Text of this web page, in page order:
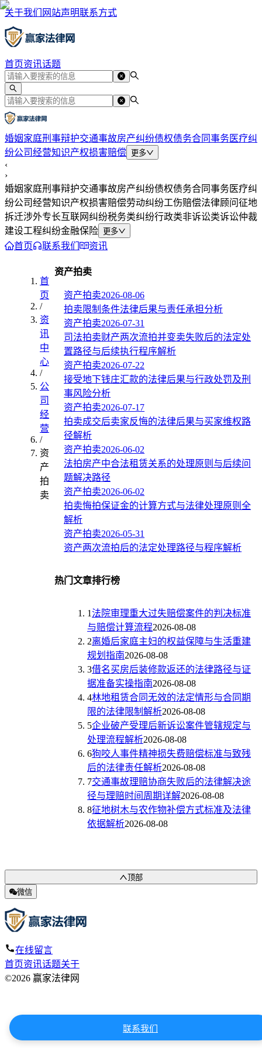
关于我们 网站声明联系方式
首页资讯话题
婚姻家庭刑事辩护交通事故房产纠纷债权债务合同事务医疗纠
纷公司经营知识产权损害赔偿 更多
‹
›
婚姻家庭刑事辩护交通事故房产纠纷债权债务合同事务医疗纠
纷公司经营知识产权损害赔偿劳动纠纷工伤赔偿法律顾问征地
拆迁涉外专长互联网纠纷税务类纠纷行政类非诉讼类诉讼仲裁
建设工程纠纷金融保险 更多
首页 联系我们 资讯
首
页
/
资
讯
中
心
/
公
司
经
营
/
资
产
拍
卖
资产拍卖
资产拍卖2026-08-06
拍卖限制条件法律后果与责任承担分析
资产拍卖2026-07-31
司法拍卖财产两次流拍并变卖失败后的法定处
置路径与后续执行程序解析
资产拍卖2026-07-22
接受地下钱庄汇款的法律后果与行政处罚及刑
事风险分析
资产拍卖2026-07-17
拍卖成交后卖家反悔的法律后果与买家维权路
径解析
资产拍卖2026-06-02
法拍房产中合法租赁关系的处理原则与后续问
题解决路径
资产拍卖2026-06-02
拍卖悔拍保证金的计算方式与法律处理原则全
解析
资产拍卖2026-05-31
资产两次流拍后的法定处理路径与程序解析
热门文章排行榜
1法院审理重大过失赔偿案件的判决标准
与赔偿计算流程2026-08-08
2离婚后家庭主妇的权益保障与生活重建
规划指南2026-08-08
3借名买房后装修款返还的法律路径与证
据准备实操指南2026-08-08
4林地租赁合同无效的法定情形与合同期
限的法律限制解析2026-08-08
5企业破产受理后新诉讼案件管辖规定与
处理流程解析2026-08-08
6狗咬人事件精神损失费赔偿标准与致残
后的法律责任解析2026-08-08
7交通事故理赔协商失败后的法律解决途
径与理赔时间周期详解2026-08-08
8征地树木与农作物补偿方式标准及法律
依据解析2026-08-08
顶部
微信
联系我们
在线留言
首页资讯话题关于
©2026 赢家法律网